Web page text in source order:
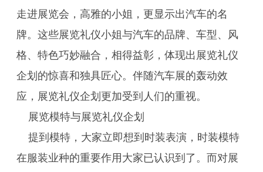
走进展览会，高雅的小姐，更显示出汽车的名
牌。这些展览礼仪小姐与汽车的品牌、车型、风
格、特色巧妙融合，相得益彰，体现出展览礼仪
企划的惊喜和独具匠心。伴随汽车展的轰动效
应，展览礼仪企划更加受到人们的重视。
展览模特与展览礼仪企划
提到模特，大家立即想到时装表演，时装模特
在服装业种的重要作用大家已认识到了。而对展